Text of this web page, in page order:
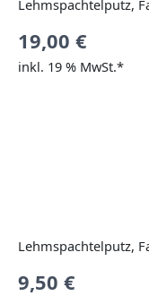
Lehmspachtelputz,
19,00 €
inkl. 19 % MwSt.*
Lehmspachtelputz,
9,50 €